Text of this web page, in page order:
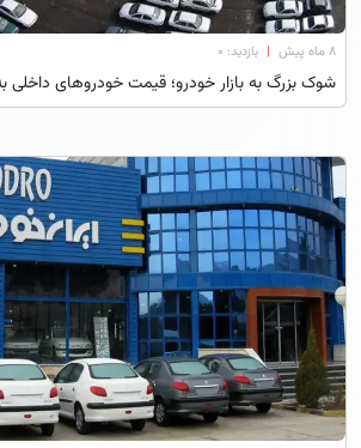
۸ ماه پیش | بازدید: 0
شوک بزرگ به بازار خودرو؛ قیمت خودروهای داخلی